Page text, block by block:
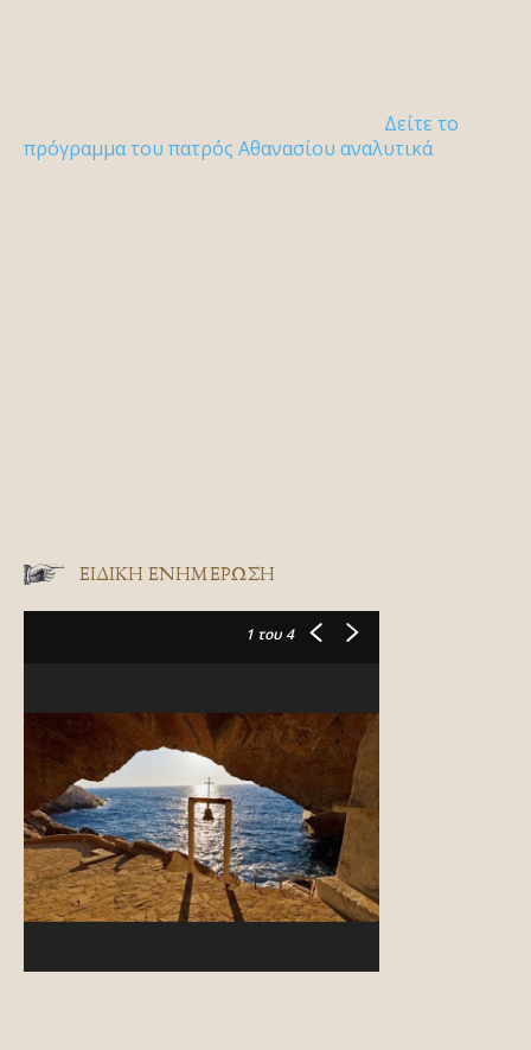
Δείτε το
πρόγραμμα του πατρός Αθανασίου αναλυτικά
ΕΙΔΙΚΉ ΕΝΗΜΈΡΩΣΗ
1 του 4